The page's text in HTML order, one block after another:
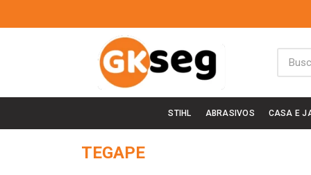
STIHL ABRASIVOS CASA E
TEGAPE